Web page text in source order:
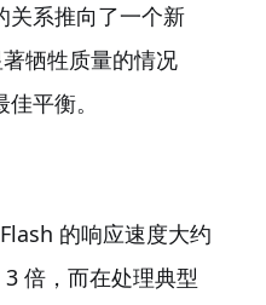
关系推向了一个新
牺牲质量的情况
平衡。
的响应速度大约
倍，而在处理典型